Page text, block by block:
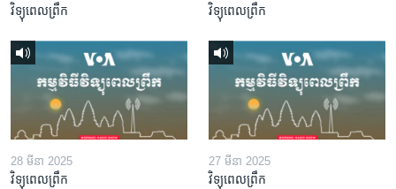
វិទ្យុពេលព្រឹក វិទ្យុពេលព្រឹក
28 មីនា 2025
វិទ្យុពេលព្រឹក
27 មីនា 2025
វិទ្យុពេលព្រឹក